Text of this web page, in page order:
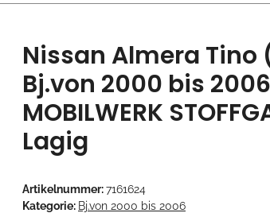
Nissan Almera Tino
Bj.von 2000 bis
MOBILWERK
Lagig
Artikelnummer:7161624
Kategorie: Bj.von 2000 bis 2006